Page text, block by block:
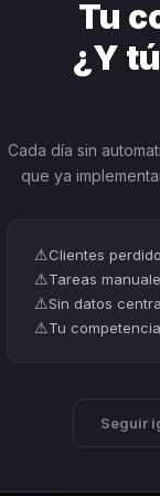
Tu
¿Y
Cada día sin
que ya
Clientes
Tareas
Sin datos
Tu
Seguir